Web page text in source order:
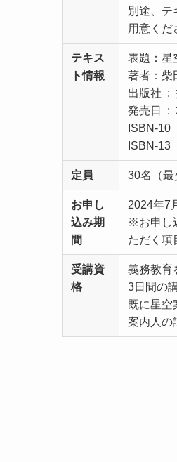
別途、テ
用意くだ
テキス
ト情報
表題：星
著者：柴
出
発
定員 30名（最
お申し
込み期
間
2024年7
※お申し
ただく項
受講資
格
義務教育
3日間の
既に星空
案内人の